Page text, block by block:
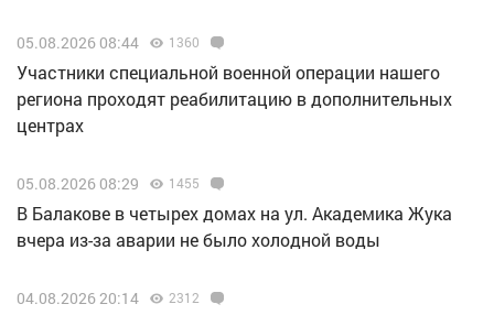
05.08.2026 08:44 1360
Участники специальной военной операции нашего
региона проходят реабилитацию в дополнительных
центрах
05.08.2026 08:29 1455
В Балакове в четырех домах на ул. Академика Жука
вчера из-за аварии не было холодной воды
04.08.2026 20:14 2312